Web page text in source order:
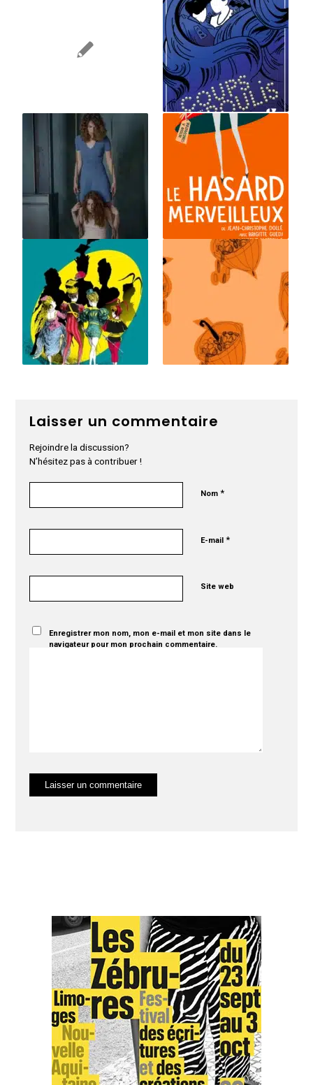
Laisser un commentaire
Rejoindre la discussion?
N’hésitez pas à contribuer !
Nom*
E-mail*
Site web
Enregistrer mon nom, mon e-mail et mon site dans le
navigateur pour mon prochain commentaire.